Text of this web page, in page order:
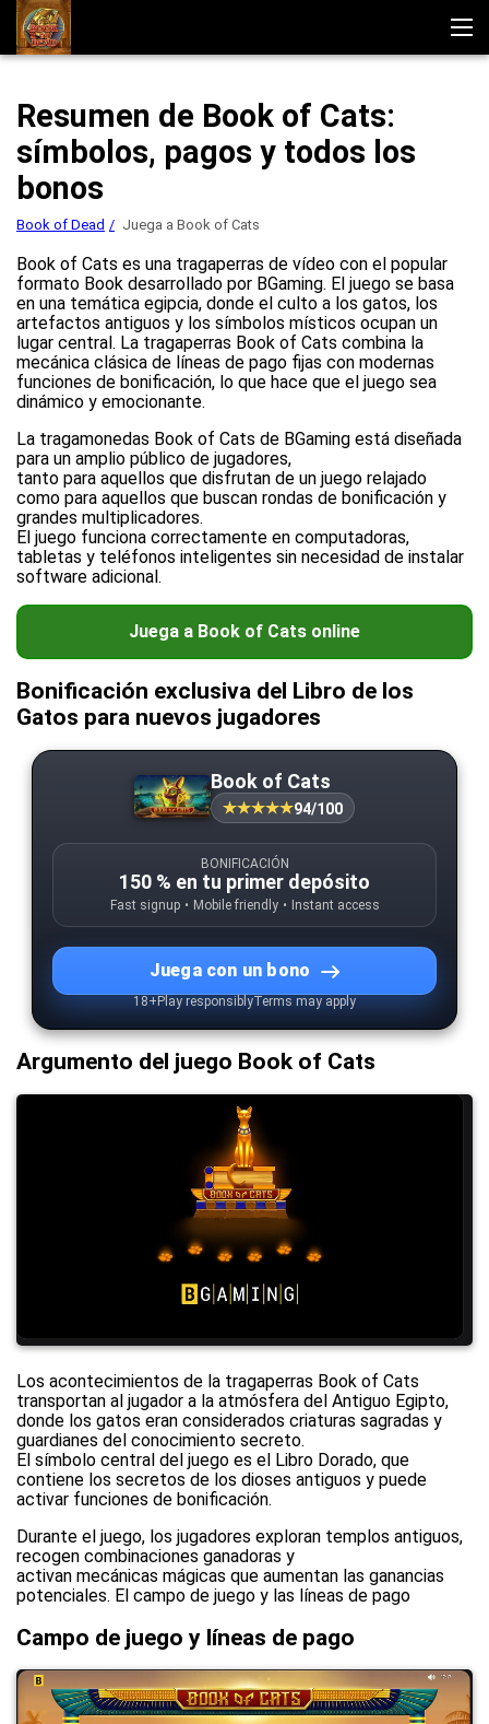
Descargar
Estrategias
Reseñas de Book of Dead
Juegos
Jugar
Resumen de Book of Cats:
símbolos, pagos y todos los
bonos
Book of Dead Juega a Book of Cats
Book of Cats es una tragaperras de vídeo con el popular
formato Book desarrollado por BGaming. El juego se basa
en una temática egipcia, donde el culto a los gatos, los
artefactos antiguos y los símbolos místicos ocupan un
lugar central. La tragaperras Book of Cats combina la
mecánica clásica de líneas de pago fijas con modernas
funciones de bonificación, lo que hace que el juego sea
dinámico y emocionante.
La tragamonedas Book of Cats de BGaming está diseñada
para un amplio público de jugadores,
tanto para aquellos que disfrutan de un juego relajado
como para aquellos que buscan rondas de bonificación y
grandes multiplicadores.
El juego funciona correctamente en computadoras,
tabletas y teléfonos inteligentes sin necesidad de instalar
software adicional.
Juega a Book of Cats online
Bonificación exclusiva del Libro de los
Gatos para nuevos jugadores
Book of Cats
94/100
BONIFICACIÓN
150 % en tu primer depósito
Fast signup Mobile friendly Instant access
Juega con un bono
18+Play responsiblyTerms may apply
Argumento del juego Book of Cats
Los acontecimientos de la tragaperras Book of Cats
transportan al jugador a la atmósfera del Antiguo Egipto,
donde los gatos eran considerados criaturas sagradas y
guardianes del conocimiento secreto.
El símbolo central del juego es el Libro Dorado, que
contiene los secretos de los dioses antiguos y puede
activar funciones de bonificación.
Durante el juego, los jugadores exploran templos antiguos,
recogen combinaciones ganadoras y
activan mecánicas mágicas que aumentan las ganancias
potenciales. El campo de juego y las líneas de pago
Campo de juego y líneas de pago